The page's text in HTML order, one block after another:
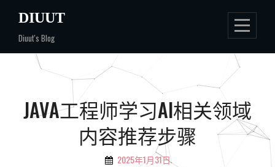
content
DIUUT
Diuut's Blog
JAVA工程师学习AI相关领域
内容推荐步骤
By 2025年1月31日
文
章